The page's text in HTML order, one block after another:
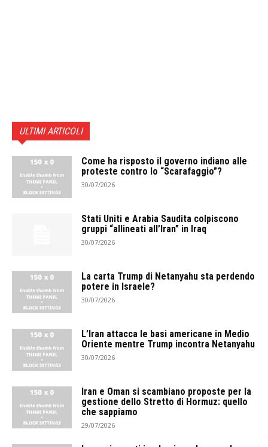
ULTIMI ARTICOLI
Come ha risposto il governo indiano alle
proteste contro lo “Scarafaggio”?
30/07/2026
Stati Uniti e Arabia Saudita colpiscono
gruppi “allineati all’Iran” in Iraq
30/07/2026
La carta Trump di Netanyahu sta perdendo
potere in Israele?
30/07/2026
L’Iran attacca le basi americane in Medio
Oriente mentre Trump incontra Netanyahu
30/07/2026
Iran e Oman si scambiano proposte per la
gestione dello Stretto di Hormuz: quello
che sappiamo
29/07/2026